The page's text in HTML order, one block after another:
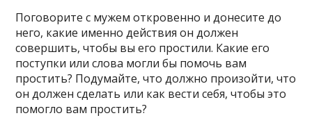
Поговорите с мужем откровенно и донесите до
него, какие именно действия он должен
совершить, чтобы вы его простили. Какие его
поступки или слова могли бы помочь вам
простить? Подумайте, что должно произойти, что
он должен сделать или как вести себя, чтобы это
помогло вам простить?